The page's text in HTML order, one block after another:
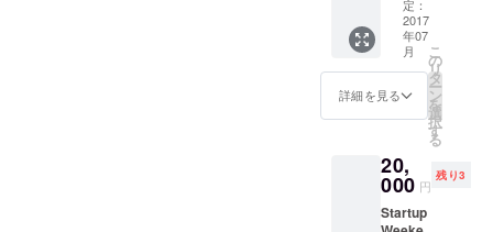
かがで
すか？
（住人
のキャ
パがあ
ります
談）
談。
Skype
にて1時
間、
PHPに
関する
技術相
キャリ
ア相談
に応じ
ます。
定：
2017
年07
月
詳細を見る
こ
の
リ
タ
ー
ン
を
選
択
す
る
20,
000 円
残り3
Startup